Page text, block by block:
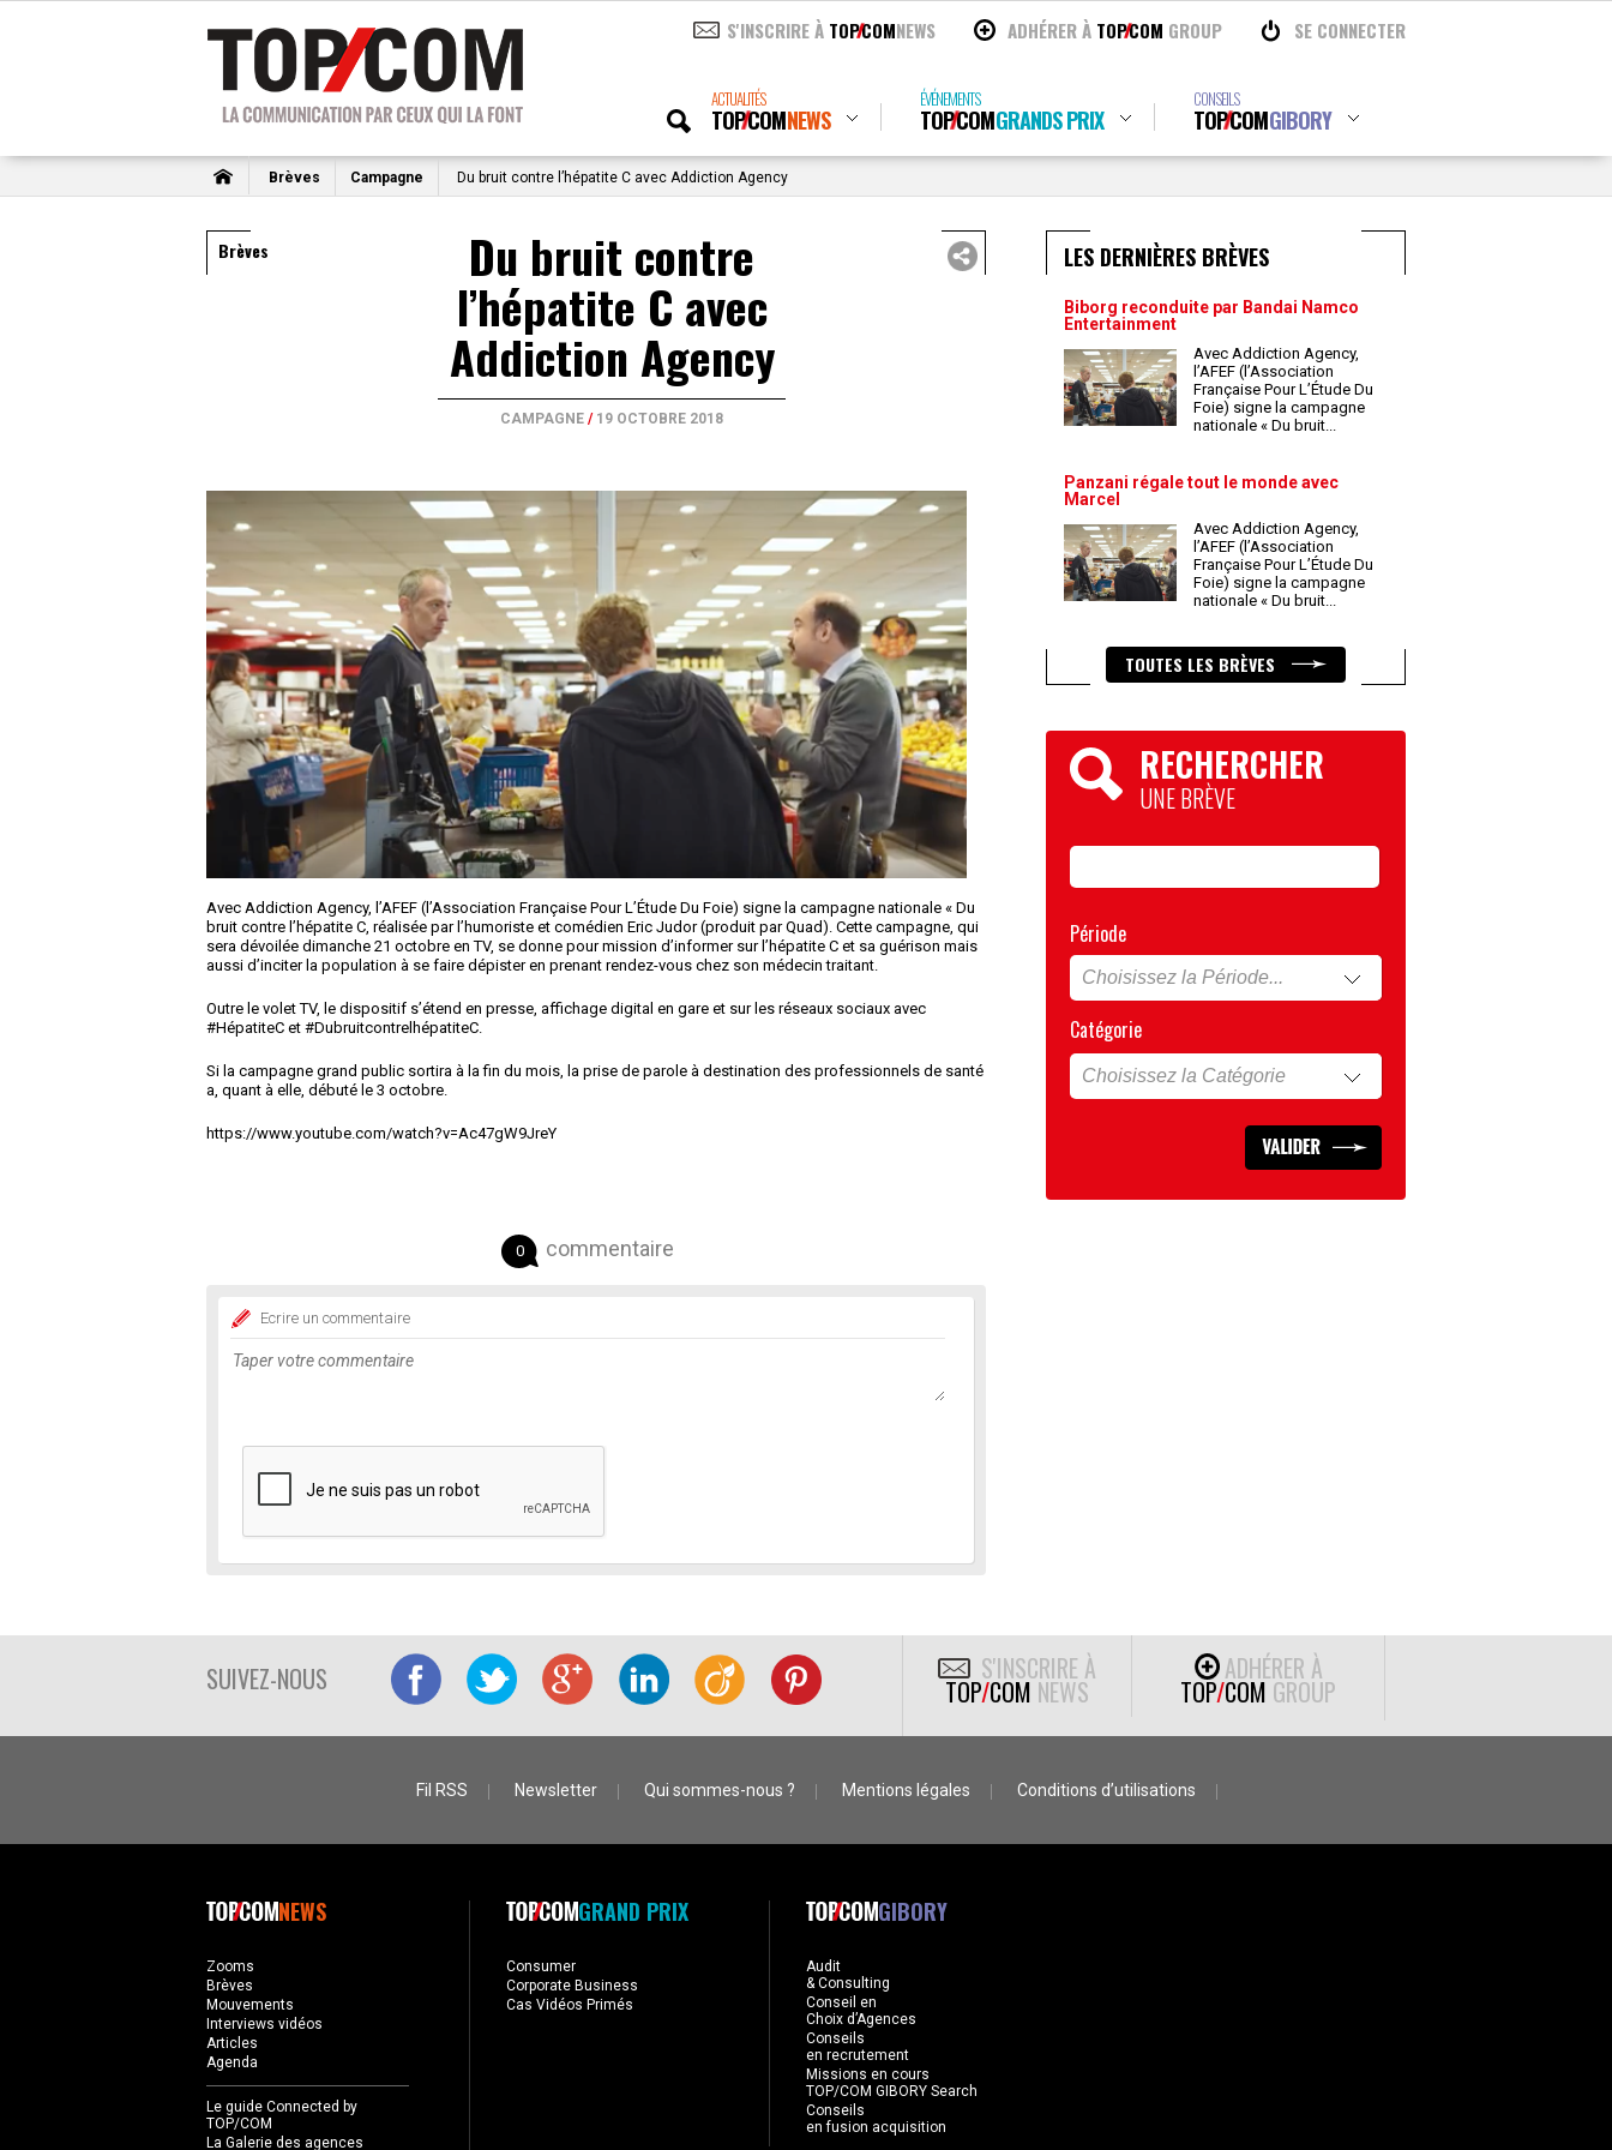
S'INSCRIRE À TOPCOMNEWS ADHÉRER À TOPCOM GROUP SE CONNECTER
ACTUALITÉS
TOPCOMNEWS
ÉVÉNEMENTS
TOPCOMGRANDS PRIX
CONSEILS
TOPCOMGIBORY
Brèves Campagne Du bruit contre l’hépatite C avec Addiction Agency
Brèves Du bruit contre
l’hépatite C avec
Addiction Agency
CAMPAGNE / 19 OCTOBRE 2018
Avec Addiction Agency, l’AFEF (l’Association Française Pour L’Étude Du Foie) signe la campagne nationale « Du
bruit contre l’hépatite C, réalisée par l’humoriste et comédien Eric Judor (produit par Quad). Cette campagne, qui
sera dévoilée dimanche 21 octobre en TV, se donne pour mission d’informer sur l’hépatite C et sa guérison mais
aussi d’inciter la population à se faire dépister en prenant rendez-vous chez son médecin traitant.
Outre le volet TV, le dispositif s’étend en presse, affichage digital en gare et sur les réseaux sociaux avec
#HépatiteC et #DubruitcontrelhépatiteC.
Si la campagne grand public sortira à la fin du mois, la prise de parole à destination des professionnels de santé
a, quant à elle, débuté le 3 octobre.
https://www.youtube.com/watch?v=Ac47gW9JreY
0 commentaire
Ecrire un commentaire
LES DERNIÈRES BRÈVES
Biborg reconduite par Bandai Namco
Entertainment
Avec Addiction Agency,
l’AFEF (l’Association
Française Pour L’Étude Du
Foie) signe la campagne
nationale « Du bruit...
Panzani régale tout le monde avec
Marcel
Avec Addiction Agency,
l’AFEF (l’Association
Française Pour L’Étude Du
Foie) signe la campagne
nationale « Du bruit...
TOUTES LES BRÈVES
RECHERCHER
UNE BRÈVE
Période
Catégorie
SUIVEZ-NOUS S'INSCRIRE À
TOP/COM NEWS
ADHÉRER À
TOP/COM GROUP
Fil RSS Newsletter Qui sommes-nous ? Mentions légales Conditions d’utilisations
NEWS
Zooms
Brèves
Mouvements
Interviews vidéos
Articles
Agenda
Le guide Connected by
TOP/COM
La Galerie des agences
GRAND PRIX
Consumer
Corporate Business
Cas Vidéos Primés
GIBORY
Audit
& Consulting
Conseil en
Choix d’Agences
Conseils
en recrutement
Missions en cours
TOP/COM GIBORY Search
Conseils
en fusion acquisition